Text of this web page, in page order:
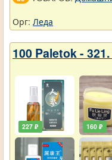
Орг: Леда
100 Paletok -
227 ₽ 160 ₽